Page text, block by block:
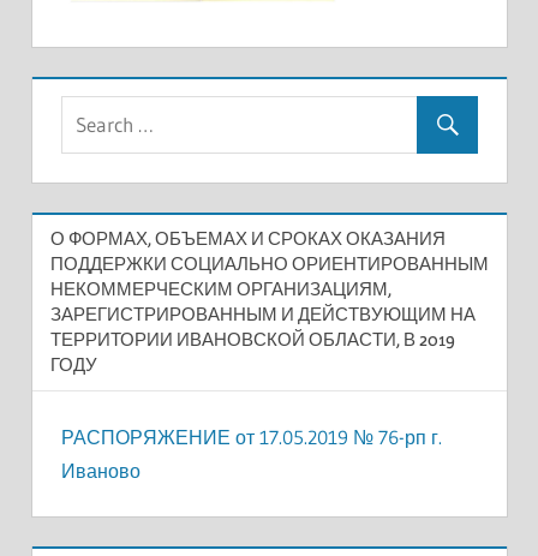
О ФОРМАХ, ОБЪЕМАХ И СРОКАХ ОКАЗАНИЯ
ПОДДЕРЖКИ СОЦИАЛЬНО ОРИЕНТИРОВАННЫМ
НЕКОММЕРЧЕСКИМ ОРГАНИЗАЦИЯМ,
ЗАРЕГИСТРИРОВАННЫМ И ДЕЙСТВУЮЩИМ НА
ТЕРРИТОРИИ ИВАНОВСКОЙ ОБЛАСТИ, В 2019
ГОДУ
РАСПОРЯЖЕНИЕ от 17.05.2019 № 76-рп г.
Иваново